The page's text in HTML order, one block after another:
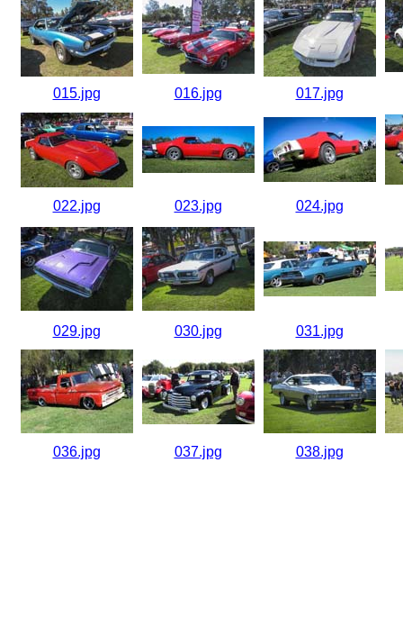
015.jpg 016.jpg 017.jpg
022.jpg 023.jpg 024.jpg
029.jpg 030.jpg 031.jpg
036.jpg 037.jpg 038.jpg